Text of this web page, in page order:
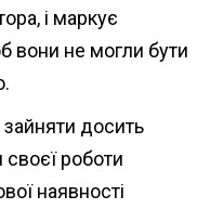
і маркує
вони не могли бути
досить
роботи
наявності